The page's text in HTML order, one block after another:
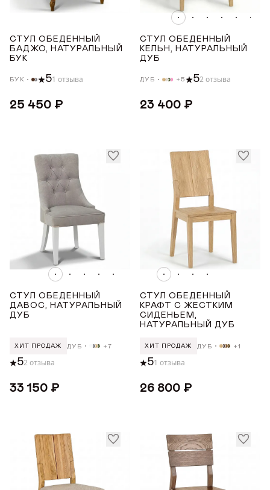
Телепроекты
УРОВЕНЬ МЯГКОСТИ
Жесткий
Средний
РОССИЯ
ТОНИРОВКА
Белая эмаль
Белый
Орех
Светлый дуб
ЦВЕТ ТКАНИ
Бежевый
Серый
Бордовый
Показать все
СТУЛ ОБЕДЕННЫЙ
БАДЖО, НАТУРАЛЬНЫЙ
БУК
БУК 51 отзыва
25 450 ₽
СТУЛ ОБЕДЕННЫЙ
КЕЛЬН, НАТУРАЛЬНЫЙ
ДУБ
ДУБ +5 52 отзыва
23 400 ₽
СТУЛ ОБЕДЕННЫЙ
ДАВОС, НАТУРАЛЬНЫЙ
ДУБ
ХИТ ПРОДАЖ ДУБ +7
52 отзыва
33 150 ₽
СТУЛ ОБЕДЕННЫЙ
КРАФТ С ЖЕСТКИМ
СИДЕНЬЕМ,
НАТУРАЛЬНЫЙ ДУБ
ХИТ ПРОДАЖ ДУБ +1
51 отзыва
26 800 ₽